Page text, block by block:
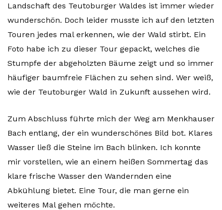
Landschaft des Teutoburger Waldes ist immer wieder
wunderschön. Doch leider musste ich auf den letzten
Touren jedes mal erkennen, wie der Wald stirbt. Ein
Foto habe ich zu dieser Tour gepackt, welches die
Stumpfe der abgeholzten Bäume zeigt und so immer
häufiger baumfreie Flächen zu sehen sind. Wer weiß,
wie der Teutoburger Wald in Zukunft aussehen wird.
Zum Abschluss führte mich der Weg am Menkhauser
Bach entlang, der ein wunderschönes Bild bot. Klares
Wasser ließ die Steine im Bach blinken. Ich konnte
mir vorstellen, wie an einem heißen Sommertag das
klare frische Wasser den Wandernden eine
Abkühlung bietet. Eine Tour, die man gerne ein
weiteres Mal gehen möchte.